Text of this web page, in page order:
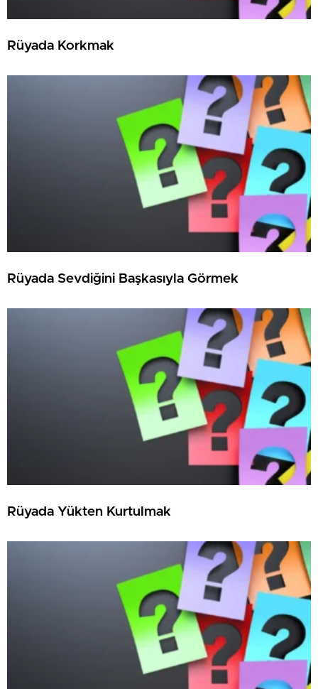
Rüyada Korkmak
Rüyada Sevdiğini Başkasıyla Görmek
Rüyada Yükten Kurtulmak